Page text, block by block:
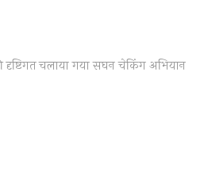
दृष्टिगत चलाया गया सघन चेकिंग अभियान